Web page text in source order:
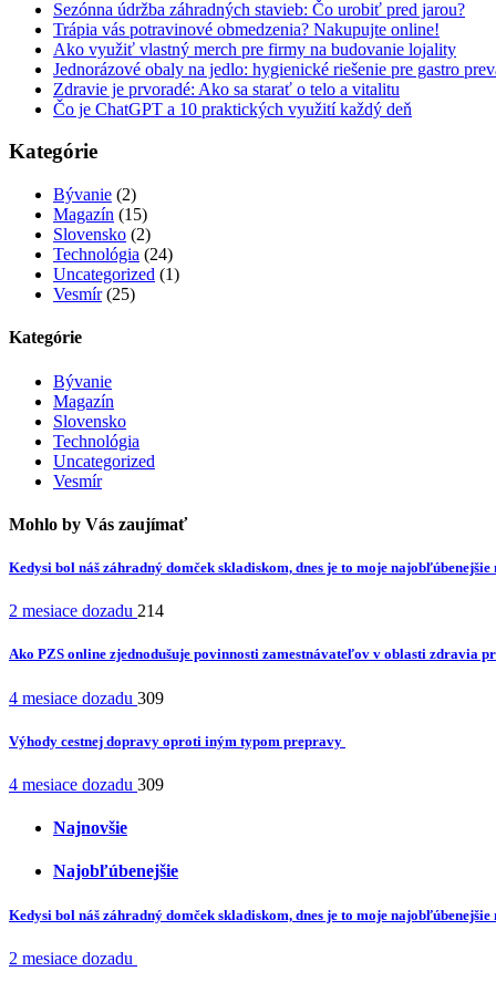
Sezónna údržba záhradných stavieb: Čo urobiť pred jarou?
Trápia vás potravinové obmedzenia? Nakupujte online!
Ako využiť vlastný merch pre firmy na budovanie lojality
Jednorázové obaly na jedlo: hygienické riešenie pre gastro
Zdravie je prvoradé: Ako sa starať o telo a vitalitu
Čo je ChatGPT a 10 praktických využití každý deň
Kategórie
Bývanie (2)
Magazín (15)
Slovensko (2)
Technológia (24)
Uncategorized (1)
Vesmír(25)
Kategórie
Bývanie
Magazín
Slovensko
Technológia
Uncategorized
Vesmír
Mohlo by Vás zaujímať
Kedysi bol náš záhradný domček skladiskom, dnes je to moje najobľúbenejšie
2 mesiace dozadu 214
Ako PZS online zjednodušuje povinnosti zamestnávateľov v oblasti zdravia
4 mesiace dozadu 309
Výhody cestnej dopravy oproti iným typom prepravy
4 mesiace dozadu 309
Najnovšie
Najobľúbenejšie
Kedysi bol náš záhradný domček skladiskom, dnes je to moje najobľúbenejšie
2 mesiace dozadu